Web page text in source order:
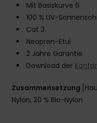
Mit Basiskurve 6
100 % UV-
Cat 3
Neopren-Etui
2 Jahre Garantie
Download der
Zusammensetzung
Nylon, 20 % Bio-Nylon